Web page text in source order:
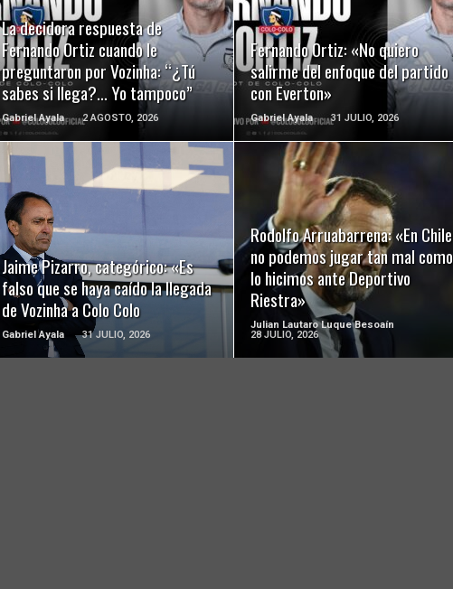
La decidora respuesta de
Fernando Ortiz cuando le
preguntaron por Vozinha: “¿Tú
sabes si llega?… Yo tampoco”
Gabriel Ayala 2 AGOSTO, 2026
LEER MÁS
Fernando Ortiz: «No quiero
salirme del enfoque del partido
con Everton»
Gabriel Ayala 31 JULIO, 2026
LEER MÁS
Jaime Pizarro, categórico: «Es
falso que se haya caído la llegada
de Vozinha a Colo Colo
Gabriel Ayala 31 JULIO, 2026
LEER MÁS
Rodolfo Arruabarrena: «En Chile
no podemos jugar tan mal como
lo hicimos ante Deportivo
Riestra»
Julian Lautaro Luque Besoaín
28 JULIO, 2026
LEER MÁS